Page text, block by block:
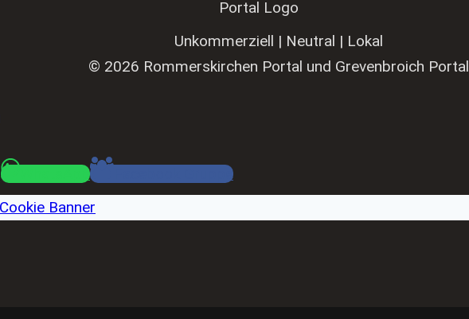
Unkommerziell | Neutral | Lokal
© 2026 Rommerskirchen Portal und Grevenbroich Portal
WhatsApp
Facebook Gruppe
Banner